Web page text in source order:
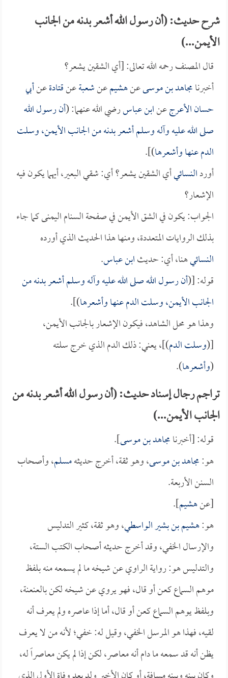
شرح حديث: (أن رسول الله أشعر بدنه من الجانب
الأيمن...)
قال المصنف رحمه الله تعالى: [أي الشقين يشعر؟
أخبرنامجاهد بن موسىعنهشيمعنشعبةعنقتادةعنأبي
حسان الأعرجعنابن عباسرضي الله عنهما: (أن رسول الله
صلى الله عليه وآله وسلم أشعر بدنه من الجانب الأيمن، وسلت
الدم عنها وأشعرها)].
أوردالنسائيأي الشقين يشعر؟ أي: شقي البعير، أيهما يكون فيه
الإشعار؟
الجواب: يكون في الشق الأيمن في صفحة السنام اليمنى كما جاء
بذلك الروايات المتعددة، ومنها هذا الحديث الذي أورده
النسائيهنا، أي: حديثابن عباس.
قوله: [(أن رسول الله صلى الله عليه وآله وسلم أشعر بدنه من
الجانب الأيمن، وسلت الدم عنها وأشعرها)].
وهذا هو محل الشاهد، فيكون الإشعار بالجانب الأيمن،
[(وسلت الدم)]، يعني: ذلك الدم الذي خرج سلته
(وأشعرها).
تراجم رجال إسناد حديث: (أن رسول الله أشعر بدنه من
الجانب الأيمن...)
قوله: [أخبرنامجاهد بن موسى].
هو:مجاهد بن موسى، وهو ثقة، أخرج حديثهمسلم، وأصحاب
السنن الأربعة.
[عنهشيم].
هو:هشيم بن بشير الواسطي، وهو ثقة، كثير التدليس
والإرسال الخفي، وقد أخرج حديثه أصحاب الكتب الستة،
والتدليس هو: رواية الراوي عن شيخه ما لم يسمعه منه بلفظ
موهم السماع كعن أو قال، فهو يروي عن شيخه لكن بالعنعنة،
وبلفظ يوهم السماع كعن أو قال، أما إذا عاصره ولم يعرف أنه
لقيه، فهذا هو المرسل الخفي، وقيل له: خفي؛ لأنه من لا يعرف
يظن أنه قد سمعه ما دام أنه معاصر، لكن إذا لم يكن معاصراً له،